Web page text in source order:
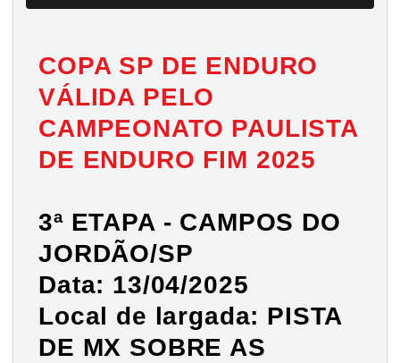
COPA SP DE ENDURO
VÁLIDA PELO
CAMPEONATO PAULISTA
DE ENDURO FIM 2025
3ª ETAPA - CAMPOS DO
JORDÃO/SP
Data: 13/04/2025
Local de largada: PISTA
DE MX SOBRE AS